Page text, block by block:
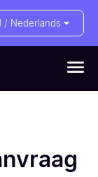
/ Nederlands